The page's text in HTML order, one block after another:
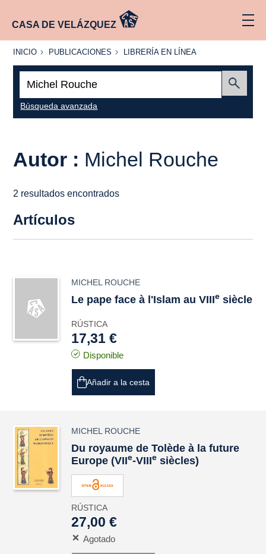
CASA DE VELÁZQUEZ
INICIO
INICIO PUBLICACIONES
PUBLICACIONES
LIBRERÍA
LÍNEA
LIBRERÍA EN LÍNEA
Búsqueda avanzada
Autor : Michel Rouche
2 resultados encontrados
Artículos
MICHEL ROUCHE
Le pape face à l'Islam au VIIIe siècle
RÚSTICA
17,31 €
Disponible
Añadir a la cesta
MICHEL ROUCHE
Du royaume de Tolède à la future
Europe (VIIe-VIIIe siècles)
RÚSTICA
27,00 €
Agotado